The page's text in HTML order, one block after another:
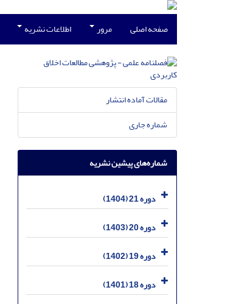
صفحه اصلی مرور اطلاعات نشریه
مقالات آماده انتشار
شماره جاری
شماره‌های پیشین نشریه
دوره 21 (1404)
دوره 20 (1403)
دوره 19 (1402)
دوره 18 (1401)